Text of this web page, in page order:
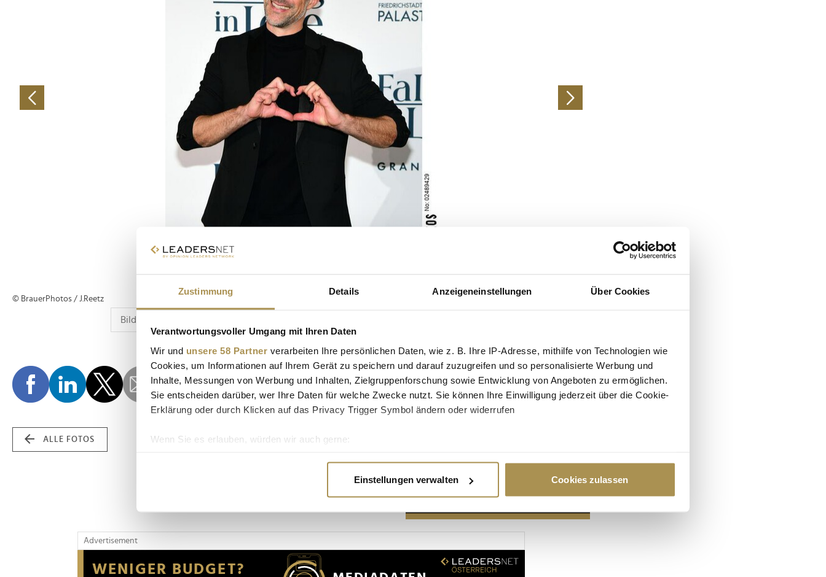
Zustimmung Details Anzeigeneinstellungen Über Cookies
Verantwortungsvoller Umgang mit Ihren Daten
Wir und unsere 58 Partner verarbeiten Ihre persönlichen Daten, wie z. B. Ihre IP-Adresse, mithilfe von Technologien wie
Cookies, um Informationen auf Ihrem Gerät zu speichern und darauf zuzugreifen und so personalisierte Werbung und
Inhalte, Messungen von Werbung und Inhalten, Zielgruppenforschung sowie Entwicklung von Angeboten zu ermöglichen.
Sie entscheiden darüber, wer Ihre Daten für welche Zwecke nutzt. Sie können Ihre Einwilligung jederzeit über die Cookie-
Erklärung oder durch Klicken auf das Privacy Trigger Symbol ändern oder widerrufen
Wenn Sie es erlauben, würden wir auch gerne:
Erfahren Sie mehr darüber, wie Ihre persönlichen Daten verarbeitet werden, und legen Sie Ihre Präferenzen im
Wir verwenden Cookies, um Inhalte und Anzeigen zu personalisieren, Funktionen für soziale Medien anbieten zu können
Website an unsere Partner für soziale Medien, Werbung und Analysen weiter. Unsere Partner führen diese Informationen
Einstellungen verwalten Cookies zulassen
© BrauerPhotos / J.Reetz
ALLE FOTOS
Advertisement
Advertisement